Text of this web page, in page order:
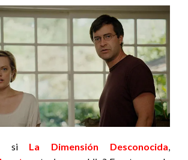
si La Dimensión Desconocida,